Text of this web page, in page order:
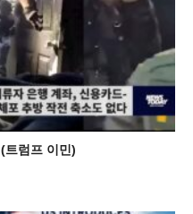
트럼프 이민)